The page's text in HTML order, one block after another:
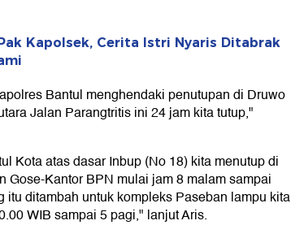
Kapolsek, Cerita Istri Nyaris Ditabrak
Bantul menghendaki penutupan di Druwo
Jalan Parangtritis ini 24 jam kita tutup,"
Kota atas dasar Inbup (No 18) kita menutup di
Gose-Kantor BPN mulai jam 8 malam sampai
itu ditambah untuk kompleks Paseban lampu kita
WIB sampai 5 pagi," lanjut Aris.